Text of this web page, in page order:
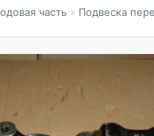
часть » Подвеска